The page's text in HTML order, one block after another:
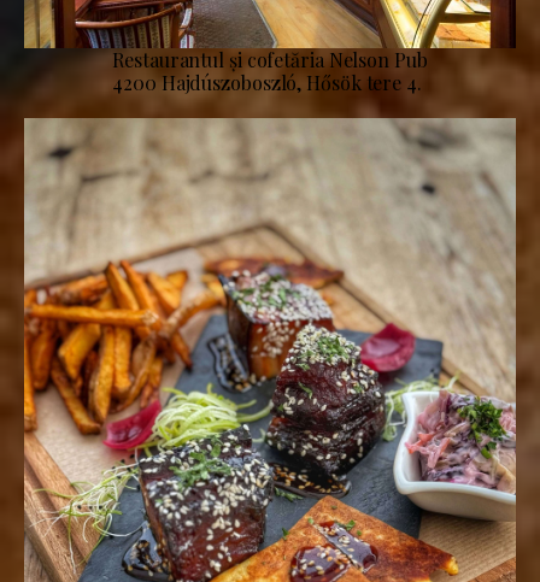
Restaurantul și cofetăria Nelson Pub
4200 Hajdúszoboszló, Hősök tere 4.